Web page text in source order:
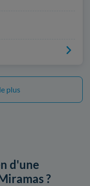
plus
d'une
?